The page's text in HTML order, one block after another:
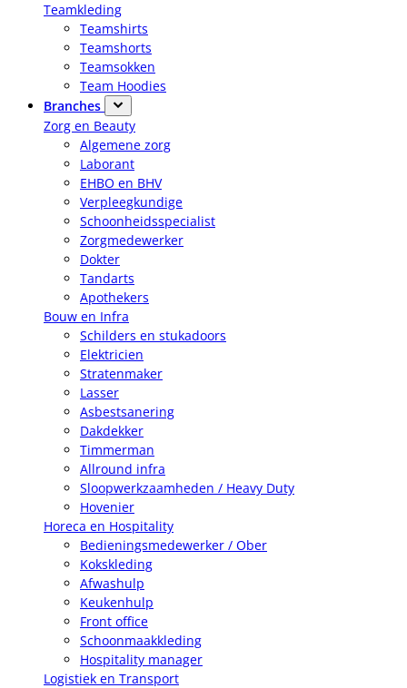
Teamkleding
Teamshirts
Teamshorts
Teamsokken
Team Hoodies
Branches
Zorg en Beauty
Algemene zorg
Laborant
EHBO en BHV
Verpleegkundige
Schoonheidsspecialist
Zorgmedewerker
Dokter
Tandarts
Apothekers
Bouw en Infra
Schilders en stukadoors
Elektricien
Stratenmaker
Lasser
Asbestsanering
Dakdekker
Timmerman
Allround infra
Sloopwerkzaamheden / Heavy Duty
Hovenier
Horeca en Hospitality
Bedieningsmedewerker / Ober
Kokskleding
Afwashulp
Keukenhulp
Front office
Schoonmaakkleding
Hospitality manager
Logistiek en Transport